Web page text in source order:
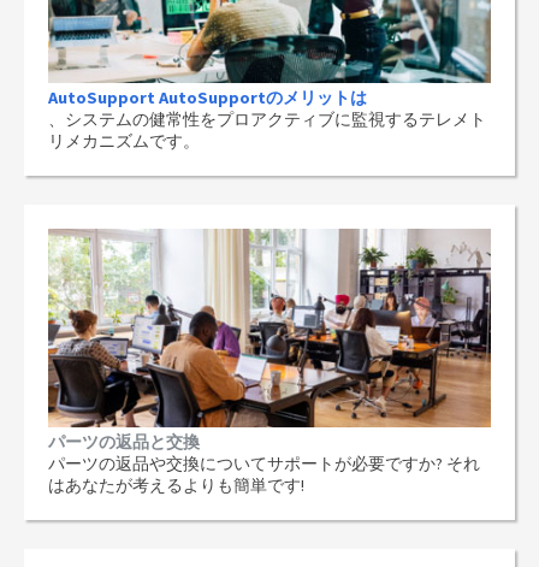
AutoSupport AutoSupportのメリットは
、システムの健常性をプロアクティブに監視するテレメト
リメカニズムです。
パーツの返品と交換
パーツの返品や交換についてサポートが必要ですか? それ
はあなたが考えるよりも簡単です!